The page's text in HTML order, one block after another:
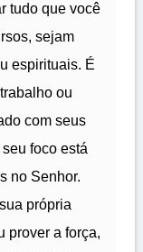
tudo que você
sejam
espirituais. É
ou
com seus
foco está
no Senhor.
própria
prover a força,